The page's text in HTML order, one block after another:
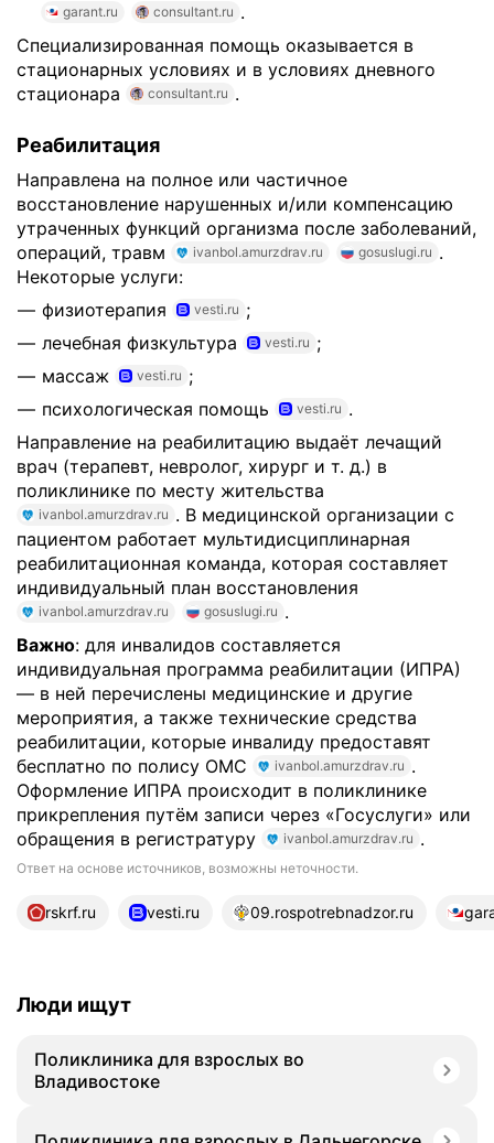
garant.ru consultant.ru .
Специализированная помощь оказывается в
стационарных условиях и в условиях дневного
стационара
consultant.ru .
Реабилитация
Направлена на полное или частичное
восстановление нарушенных и/или компенсацию
утраченных функций организма после заболеваний,
операций, травм
ivanbol.amurzdrav.ru gosuslugi.ru .
Некоторые услуги:
физиотерапия
vesti.ru ;
лечебная физкультура
vesti.ru ;
массаж
vesti.ru ;
психологическая помощь
vesti.ru .
Направление на реабилитацию выдаёт лечащий
врач (терапевт, невролог, хирург и т. д.) в
поликлинике по месту жительства
ivanbol.amurzdrav.ru . В медицинской организации с
пациентом работает мультидисциплинарная
реабилитационная команда, которая составляет
индивидуальный план восстановления
ivanbol.amurzdrav.ru gosuslugi.ru .
Важно: для инвалидов составляется
индивидуальная программа реабилитации (ИПРА)
— в ней перечислены медицинские и другие
мероприятия, а также технические средства
реабилитации, которые инвалиду предоставят
бесплатно по полису ОМС
ivanbol.amurzdrav.ru .
Оформление ИПРА происходит в поликлинике
прикрепления путём записи через «Госуслуги» или
обращения в регистратуру
ivanbol.amurzdrav.ru .
Ответ на основе источников, возможны неточности.
22 источника
rskrf.ru vesti.ru 09.rospotrebnadzor.ru
Люди ищут
Поликлиника для взрослых во
Владивостоке